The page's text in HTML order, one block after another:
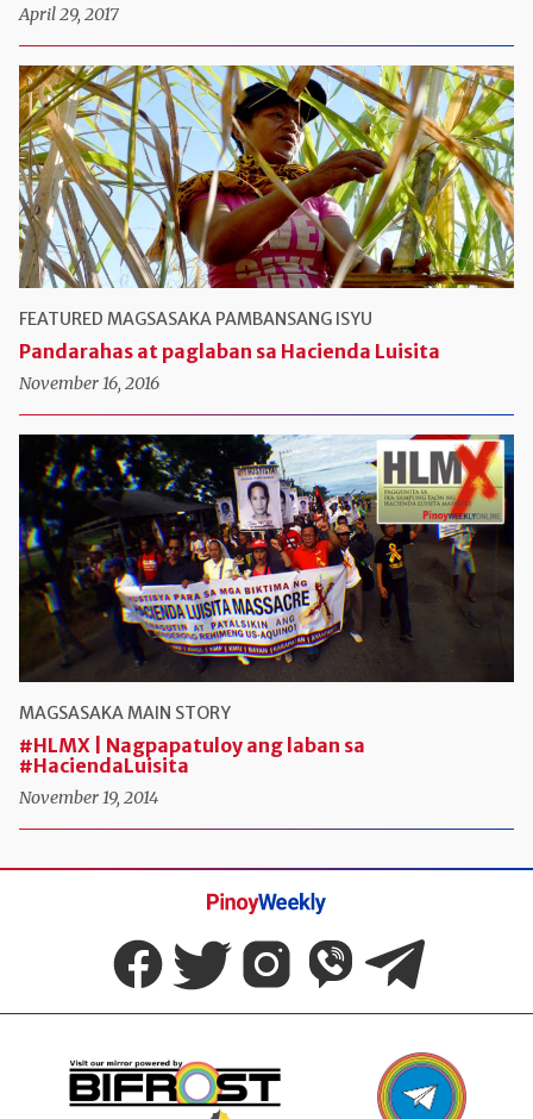
April 29, 2017
FEATURED MAGSASAKA PAMBANSANG ISYU
Pandarahas at paglaban sa Hacienda Luisita
November 16, 2016
MAGSASAKAMAIN STORY
#HLMX | Nagpapatuloy ang laban sa
#HaciendaLuisita
November 19, 2014
Pinoy
Weekly